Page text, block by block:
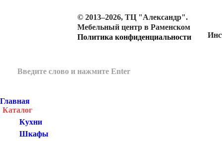
© 2013–2026, ТЦ "Александр".
Мебельный центр в Раменском
Политика конфиденциальности
Главная
Каталог
Кухни
Шкафы